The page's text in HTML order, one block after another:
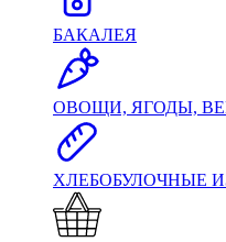
БАКАЛЕЯ
ОВОЩИ, ЯГОДЫ,
ХЛЕБОБУЛОЧНЫЕ